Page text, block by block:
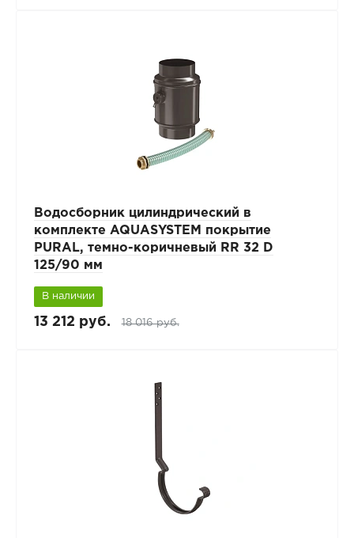
Водосборник цилиндрический в
комплекте AQUASYSTEM покрытие
PURAL, темно-коричневый RR 32 D
125/90 мм
В наличии
13 212 руб. 18 016 руб.